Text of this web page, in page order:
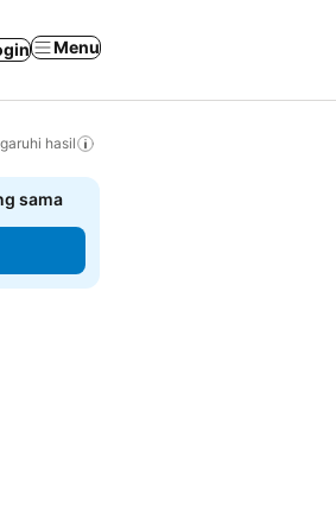
Menu
hasil
sama